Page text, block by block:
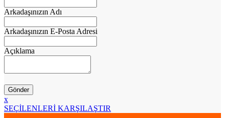
Arkadaşınızın Adı
Arkadaşınızın E-Posta Adresi
Açıklama
x
SEÇİLENLERİ KARŞILAŞTIR